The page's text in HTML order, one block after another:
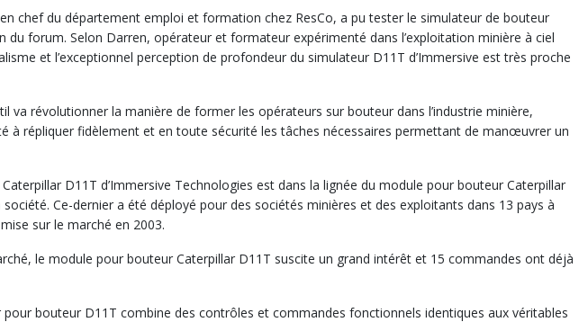
chef du département emploi et formation chez ResCo, a pu tester le simulateur de bouteur
du forum. Selon Darren, opérateur et formateur expérimenté dans l’exploitation minière à ciel
et l’exceptionnel perception de profondeur du simulateur D11T d’Immersive est très proche
va révolutionner la manière de former les opérateurs sur bouteur dans l’industrie minière,
à répliquer fidèlement et en toute sécurité les tâches nécessaires permettant de manœuvrer un
D11T d’Immersive Technologies est dans la lignée du module pour bouteur Caterpillar
Ce-dernier a été déployé pour des sociétés minières et des exploitants dans 13 pays à
sur le marché en 2003.
le module pour bouteur Caterpillar D11T suscite un grand intérêt et 15 commandes ont déjà
bouteur D11T combine des contrôles et commandes fonctionnels identiques aux véritables